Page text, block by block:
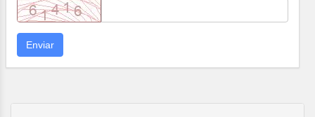
Enviar